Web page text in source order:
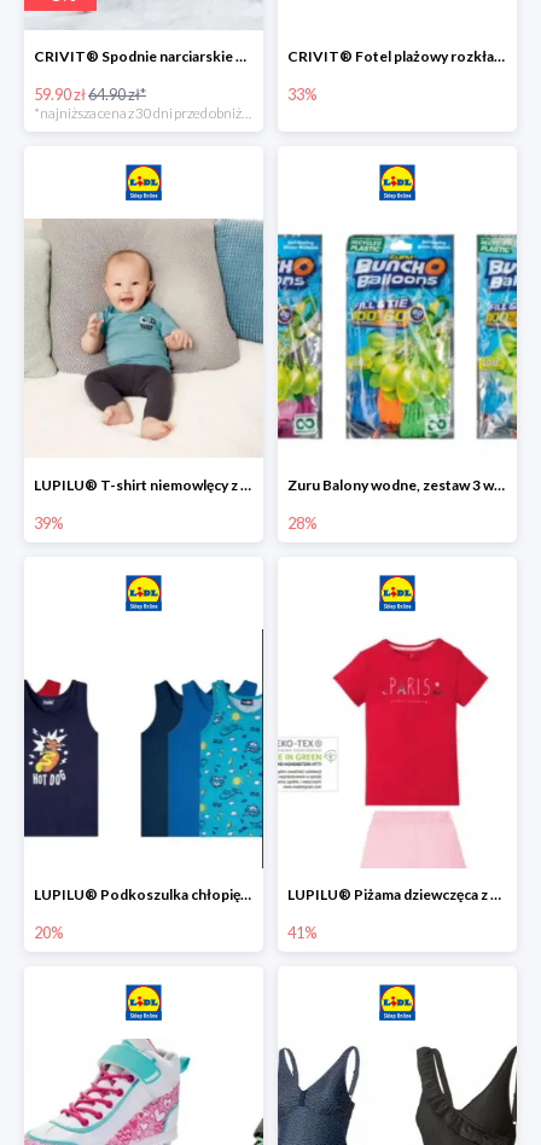
CRIVIT® Spodnie narciarskie dziewczęce
59.90 zł64.90 zł*
*najniższa cena z 30 dni przed obniżką
CRIVIT® Fotel plażowy rozkładany / Brodzik dziecięcy
33%
LUPILU® T-shirt niemowlęcy z biobawełny -39%
39%
Zuru Balony wodne, zestaw 3 wiązek -28%
28%
LUPILU® Podkoszulka chłopięca z bawełny -20%
20%
LUPILU® Piżama dziewczęca z bawełny -41%
41%